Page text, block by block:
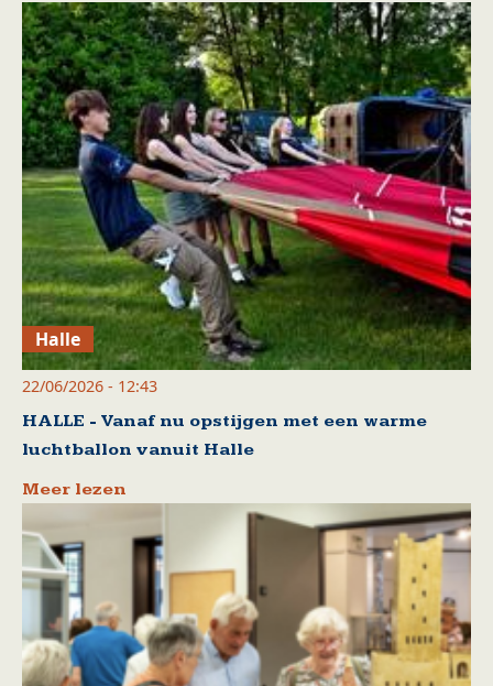
Halle
22/06/2026 - 12:43
HALLE - Vanaf nu opstijgen met een warme
luchtballon vanuit Halle
Meer lezen